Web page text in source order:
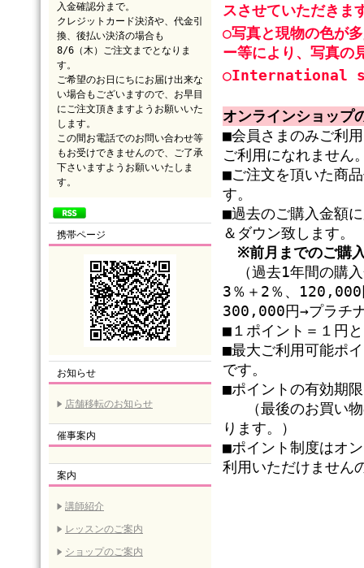
入金確認分まで。
クレジットカード決済や、代金引
換、後払い決済の場合も
8/6（木）ご注文までとなりま
す。
ご希望のお日にちにお届け出来な
い場合もございますので、お早目
にご注文頂きますようお願いいた
します。
この間お電話でのお問い合わせ等
もお受けできませんので、ご了承
下さいますようお願いいたしま
す。
携帯ページ
お知らせ
店舗移転のお知らせ
催事案内
案内
講師紹介
レッスンのご案内
ショップのご案内
スさせていただきま
○写真と現物の色が
ー等により、写真の
○International
オンラインショップ
■会員さまのみご利
ご利用になれません
■ご注文を頂いた商
す。
■過去のご購入金額
＆ダウン致します。
※前月までのご購
（過去1年間の購
3％＋2％、120,000
300,000円→プラチ
■１ポイント＝１円
■最大ご利用可能ポ
です。
■ポイントの有効期
（最後のお買い物
ります。）
■ポイント制度はオ
利用いただけません